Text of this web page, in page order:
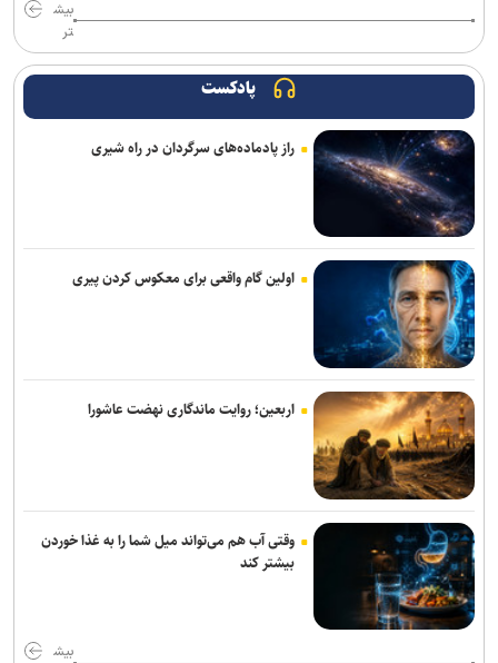
بیش
تر
پادکست
راز پادماده‌های سرگردان در راه شیری
اولین گام واقعی برای معکوس کردن پیری
اربعین؛ روایت ماندگاری نهضت عاشورا
وقتی آب هم می‌تواند میل شما را به غذا خوردن
بیشتر کند
بیش